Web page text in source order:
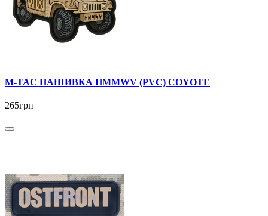
M-TAC НАШИВКА HMMWV (PVC) COYOTE
265грн